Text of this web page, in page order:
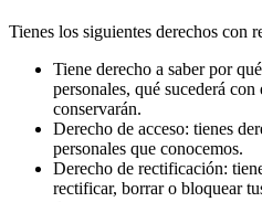
Tienes los siguientes derechos con
Tiene derecho a saber por
personales, qué sucederá
conservarán.
Derecho de acceso: tienes
personales que conocemos.
Derecho de rectificación:
rectificar, borrar o bloquear